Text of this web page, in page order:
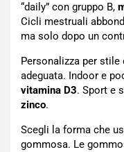
“daily” con gruppo B,
Cicli mestruali
ma solo dopo un
Personalizza per
adeguata. Indoor e
vitamina D3. Sport e
zinco.
Scegli la forma che
gommosa. Le